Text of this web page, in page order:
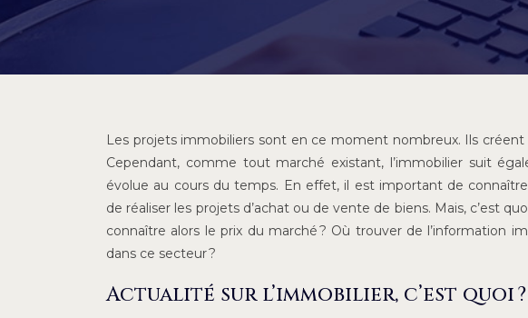
Les projets immobiliers sont en ce moment nombreux. Ils créent
Cependant, comme tout marché existant, l’immobilier suit
évolue au cours du temps. En effet, il est important de
de réaliser les projets d’achat ou de vente de biens. Mais, c’est
connaître alors le prix du marché ? Où trouver de l’information
dans ce secteur ?
Actualité sur l’immobilier, c’est quoi ?